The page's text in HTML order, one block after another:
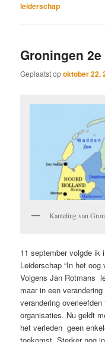
leiderschap
Groningen
Geplaatst opoktober 22,
Kanteling van
11 september volgde ik
Leiderschap “In het
Volgens Jan Rotmans
maar in een
verandering
organisaties. Nu geldt
het verleden geen